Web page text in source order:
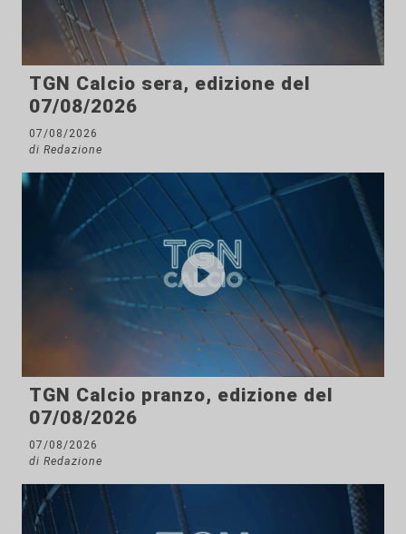
TGN Calcio sera, edizione del
07/08/2026
07/08/2026
di Redazione
TGN Calcio pranzo, edizione del
07/08/2026
07/08/2026
di Redazione